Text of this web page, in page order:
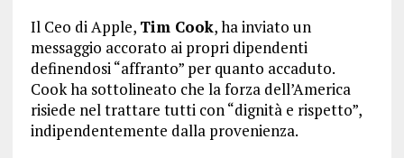
Il Ceo di Apple, Tim Cook, ha inviato un
messaggio accorato ai propri dipendenti
definendosi “affranto” per quanto accaduto.
Cook ha sottolineato che la forza dell’America
risiede nel trattare tutti con “dignità e rispetto”,
indipendentemente dalla provenienza.